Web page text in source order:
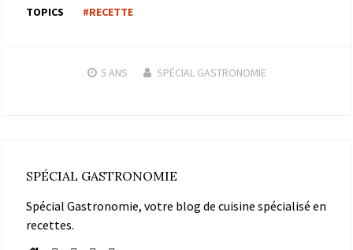
TOPICS #RECETTE
5 ANS SPÉCIAL GASTRONOMIE
SPÉCIAL GASTRONOMIE
Spécial Gastronomie, votre blog de cuisine spécialisé en
recettes.